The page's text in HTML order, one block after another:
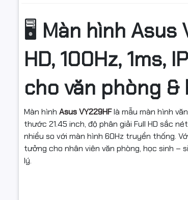
🖥️ Màn hình Asus
HD, 100Hz, 1ms,
cho văn phòng
Màn hình Asus VY229HFlà mẫu màn hình
thước 21.45 inch, độ phân giải Full HD sắc
nhiều so với màn hình 60Hz truyền thống.
tưởng cho nhân viên văn phòng, học sinh –
lý.